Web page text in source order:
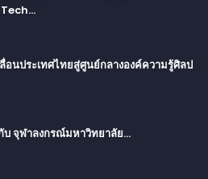
อนประเทศไทยสู่ศูนย์กลางองค์ความรู้ศิลป
จุฬาลงกรณ์มหาวิทยาลัย…